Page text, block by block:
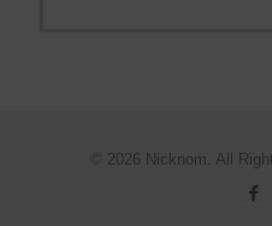
© 2026 Nicknom. All